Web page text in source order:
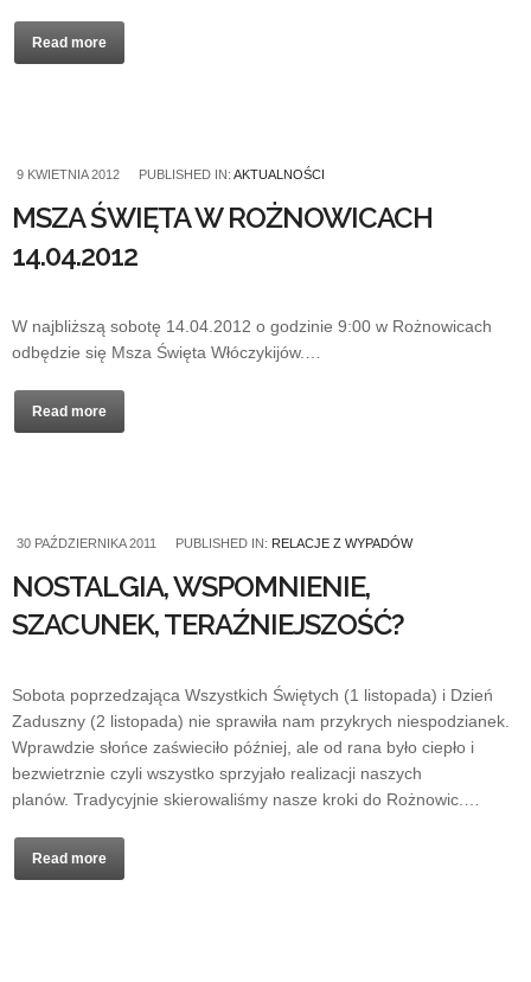
Read more
9 KWIETNIA 2012 PUBLISHED IN: AKTUALNOŚCI
MSZA ŚWIĘTA W ROŻNOWICACH
14.04.2012
W najbliższą sobotę 14.04.2012 o godzinie 9:00 w Rożnowicach
odbędzie się Msza Święta Włóczykijów.…
Read more
30 PAŹDZIERNIKA 2011 PUBLISHED IN: RELACJE Z WYPADÓW
NOSTALGIA, WSPOMNIENIE,
SZACUNEK, TERAŹNIEJSZOŚĆ?
Sobota poprzedzająca Wszystkich Świętych (1 listopada) i Dzień
Zaduszny (2 listopada) nie sprawiła nam przykrych niespodzianek.
Wprawdzie słońce zaświeciło później, ale od rana było ciepło i
bezwietrznie czyli wszystko sprzyjało realizacji naszych
planów. Tradycyjnie skierowaliśmy nasze kroki do Rożnowic.…
Read more